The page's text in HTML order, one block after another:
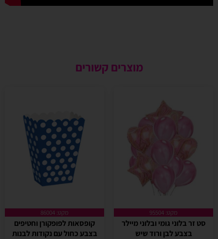
מוצרים קשורים
מקט: 95504
סט זר בלוני גומי ובלוני מיילר
בצבע לבן ורוד שיש
מקט: 86004
קופסאות לפופקורן וחטיפים
בצבע כחול עם נקודות לבנות